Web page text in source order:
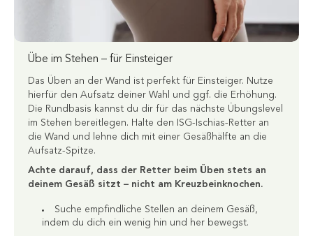
Übe im Stehen – für Einsteiger
Das Üben an der Wand ist perfekt für Einsteiger. Nutze
hierfür den Aufsatz deiner Wahl und ggf. die Erhöhung.
Die Rundbasis kannst du dir für das nächste Übungslevel
im Stehen bereitlegen. Halte den ISG-Ischias-Retter an
die Wand und lehne dich mit einer Gesäßhälfte an die
Aufsatz-Spitze.
Achte darauf, dass der Retter beim Üben stets an
deinem Gesäß sitzt – nicht am Kreuzbeinknochen.
Suche empfindliche Stellen an deinem Gesäß,
indem du dich ein wenig hin und her bewegst.